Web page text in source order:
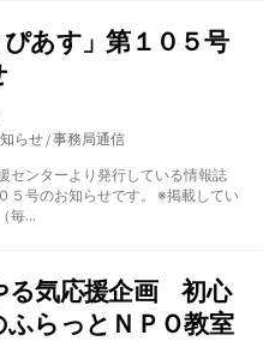
あす」第１０５号
らせ /事務局通信
センターより発行している情報誌
５号のお知らせです。 ※掲載してい
毎...
る気応援企画 初心
らっとＮＰＯ教室